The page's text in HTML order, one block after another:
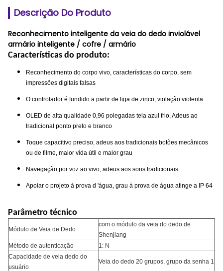
Descrição Do Produto
Reconhecimento inteligente da veia do dedo inviolável
armário inteligente / cofre / armário
Características do produto:
Reconhecimento do corpo vivo, características do corpo, sem
impressões digitais falsas
O controlador é fundido a partir de liga de zinco, violação violenta
OLED de alta qualidade 0,96 polegadas tela azul frio, Adeus ao
tradicional ponto preto e branco
Toque capacitivo preciso, adeus aos tradicionais botões mecânicos
ou de filme, maior vida útil e maior grau
Navegação por voz ao vivo, adeus aos sons tradicionais
Apoiar o projeto à prova d 'água, grau à prova de água atinge a IP 64
Parâmetro técnico
Módulo de Veia de Dedo
com o módulo da veia do dedo de
Shenjiang
Método de autenticação
1: N
Capacidade de veia dedo do
usuário
Veia do dedo 20 grupos, grupo da senha 1